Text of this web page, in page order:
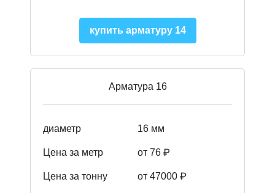
купить арматуру 14
Арматура 16
диаметр 16 мм
Цена за метр от 76 ₽
Цена за тонну от 47000 ₽